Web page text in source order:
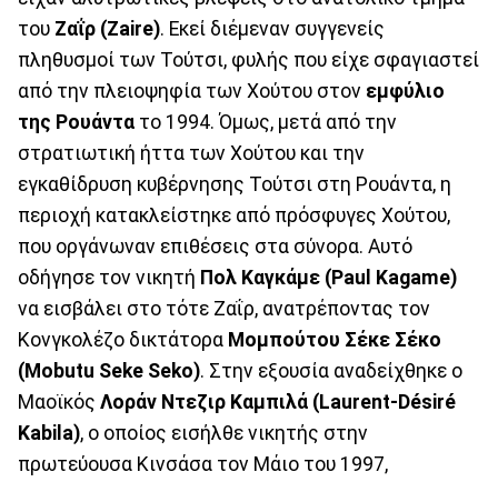
του Ζαΐρ (Zaire). Εκεί διέμεναν συγγενείς
πληθυσμοί των Τούτσι, φυλής που είχε σφαγιαστεί
από την πλειοψηφία των Χούτου στον εμφύλιο
της Ρουάντα το 1994. Όμως, μετά από την
στρατιωτική ήττα των Χούτου και την
εγκαθίδρυση κυβέρνησης Τούτσι στη Ρουάντα, η
περιοχή κατακλείστηκε από πρόσφυγες Χούτου,
που οργάνωναν επιθέσεις στα σύνορα. Αυτό
οδήγησε τον νικητή Πολ Καγκάμε (Paul Kagame)
να εισβάλει στο τότε Ζαΐρ, ανατρέποντας τον
Κονγκολέζο δικτάτορα Μομπούτου Σέκε Σέκο
(Mobutu Seke Seko). Στην εξουσία αναδείχθηκε ο
Μαοϊκός Λοράν Ντεζιρ Καμπιλά (Laurent-Désiré
Kabila), ο οποίος εισήλθε νικητής στην
πρωτεύουσα Κινσάσα τον Μάιο του 1997,